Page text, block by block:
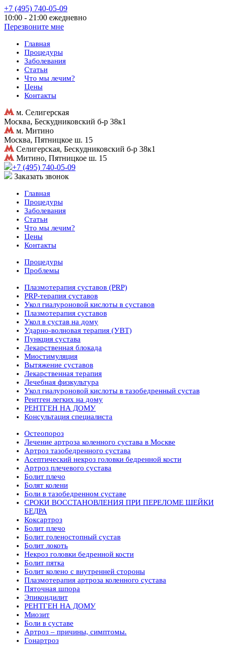
+7 (495) 740-05-09
10:00 - 21:00 ежедневно
Перезвоните мне
Главная
Процедуры
Заболевания
Статьи
Что мы лечим?
Цены
Контакты
м. Селигерская
Москва, Бескудниковский б-р 38к1
м. Митино
Москва, Пятницкое ш. 15
Селигерская, Бескудниковский б-р 38к1
Митино, Пятницкое ш. 15
+7 (495) 740-05-09
Заказать звонок
Главная
Процедуры
Заболевания
Статьи
Что мы лечим?
Цены
Контакты
Процедуры
Проблемы
Плазмотерапия суставов (PRP)
PRP-терапия суставов
Укол гиалуроновой кислоты в суставов
Плазмотерапия суставов
Укол в сустав на дому
Ударно-волновая терапия (УВТ)
Пункция сустава
Лекарственная блокада
Миостимуляция
Вытяжение суставов
Лекарственная терапия
Лечебная физкультура
Укол гиалуроновой кислоты в тазобедренный сустав
Рентген легких на дому
РЕНТГЕН НА ДОМУ
Консультация специалиста
Остеопороз
Лечение артроза коленного сустава в Москве
Артроз тазобедренного сустава
Асептический некроз головки бедренной кости
Артроз плечевого сустава
Болит плечо
Болят колени
Боли в тазобедренном суставе
СРОКИ ВОССТАНОВЛЕНИЯ ПРИ ПЕРЕЛОМЕ ШЕЙКИ
БЕДРА
Коксартроз
Болит плечо
Болит голеностопный сустав
Болит локоть
Некроз головки бедренной кости
Болит пятка
Болит колено с внутренней стороны
Плазмотерапия артроза коленного сустава
Пяточная шпора
Эпикондилит
РЕНТГЕН НА ДОМУ
Миозит
Боли в суставе
Артроз – причины, симптомы.
Гонартроз